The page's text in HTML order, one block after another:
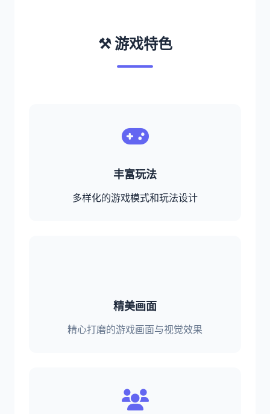
⚒️ 游戏特色
丰富玩法
多样化的游戏模式和玩法设计
精美画面
精心打磨的游戏画面与视觉效果